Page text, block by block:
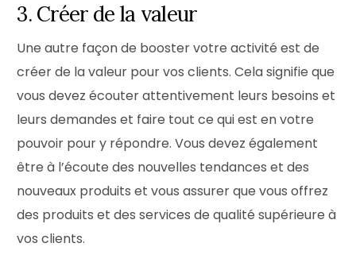
3. Créer de la valeur
Une autre façon de booster votre activité est de
créer de la valeur pour vos clients. Cela signifie que
vous devez écouter attentivement leurs besoins et
leurs demandes et faire tout ce qui est en votre
pouvoir pour y répondre. Vous devez également
être à l’écoute des nouvelles tendances et des
nouveaux produits et vous assurer que vous offrez
des produits et des services de qualité supérieure à
vos clients.